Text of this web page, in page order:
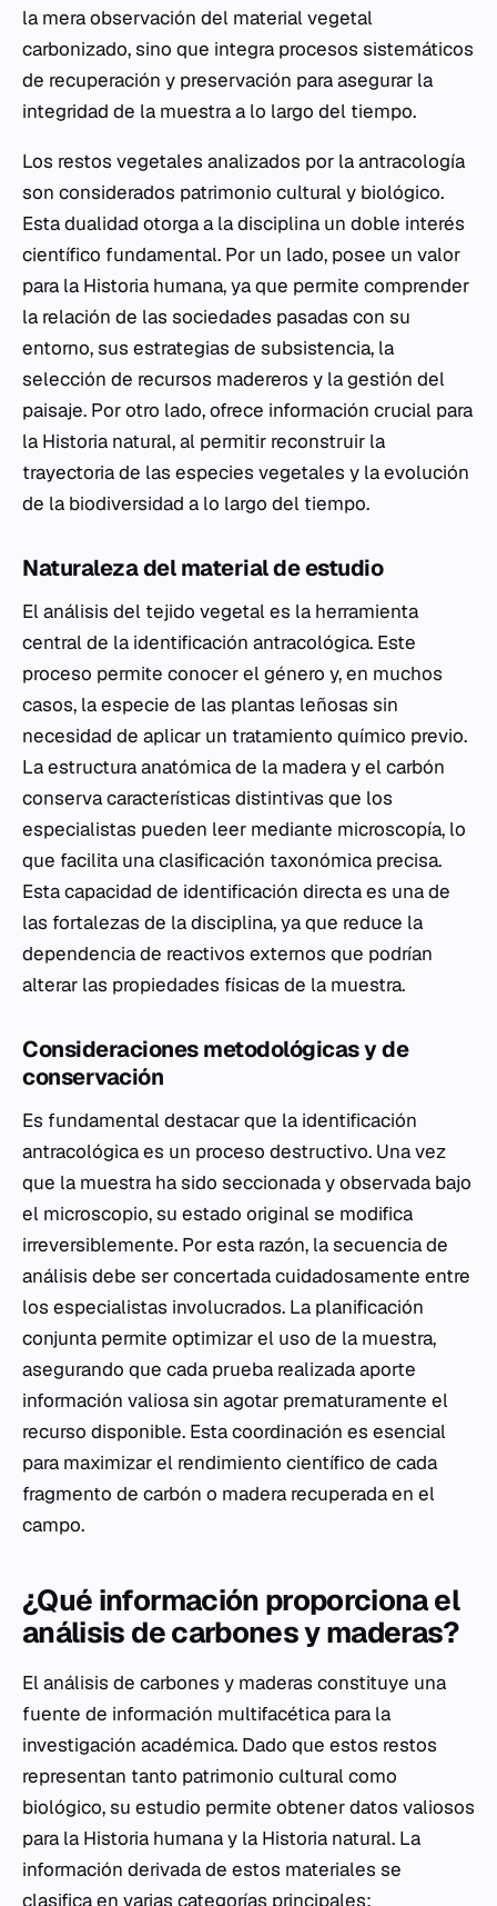
la mera observación del material vegetal
carbonizado, sino que integra procesos sistemáticos
de recuperación y preservación para asegurar la
integridad de la muestra a lo largo del tiempo.
Los restos vegetales analizados por la antracología
son considerados patrimonio cultural y biológico.
Esta dualidad otorga a la disciplina un doble interés
científico fundamental. Por un lado, posee un valor
para la Historia humana, ya que permite comprender
la relación de las sociedades pasadas con su
entorno, sus estrategias de subsistencia, la
selección de recursos madereros y la gestión del
paisaje. Por otro lado, ofrece información crucial para
la Historia natural, al permitir reconstruir la
trayectoria de las especies vegetales y la evolución
de la biodiversidad a lo largo del tiempo.
Naturaleza del material de estudio
El análisis del tejido vegetal es la herramienta
central de la identificación antracológica. Este
proceso permite conocer el género y, en muchos
casos, la especie de las plantas leñosas sin
necesidad de aplicar un tratamiento químico previo.
La estructura anatómica de la madera y el carbón
conserva características distintivas que los
especialistas pueden leer mediante microscopía, lo
que facilita una clasificación taxonómica precisa.
Esta capacidad de identificación directa es una de
las fortalezas de la disciplina, ya que reduce la
dependencia de reactivos externos que podrían
alterar las propiedades físicas de la muestra.
Consideraciones metodológicas y de
conservación
Es fundamental destacar que la identificación
antracológica es un proceso destructivo. Una vez
que la muestra ha sido seccionada y observada bajo
el microscopio, su estado original se modifica
irreversiblemente. Por esta razón, la secuencia de
análisis debe ser concertada cuidadosamente entre
los especialistas involucrados. La planificación
conjunta permite optimizar el uso de la muestra,
asegurando que cada prueba realizada aporte
información valiosa sin agotar prematuramente el
recurso disponible. Esta coordinación es esencial
para maximizar el rendimiento científico de cada
fragmento de carbón o madera recuperada en el
campo.
¿Qué información proporciona el
análisis de carbones y maderas?
El análisis de carbones y maderas constituye una
fuente de información multifacética para la
investigación académica. Dado que estos restos
representan tanto patrimonio cultural como
biológico, su estudio permite obtener datos valiosos
para la Historia humana y la Historia natural. La
información derivada de estos materiales se
clasifica en varias categorías principales: